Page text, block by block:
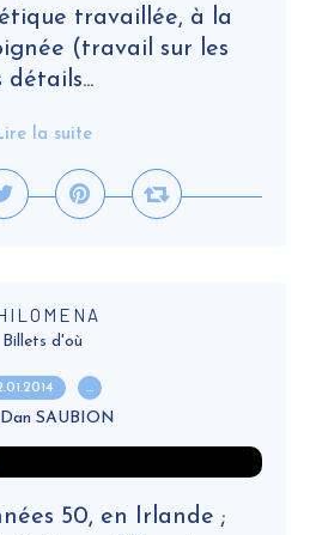
travaillée, à la
(travail sur les
détails...
la suite
Billets d'où
…
SAUBION
50, en Irlande ;